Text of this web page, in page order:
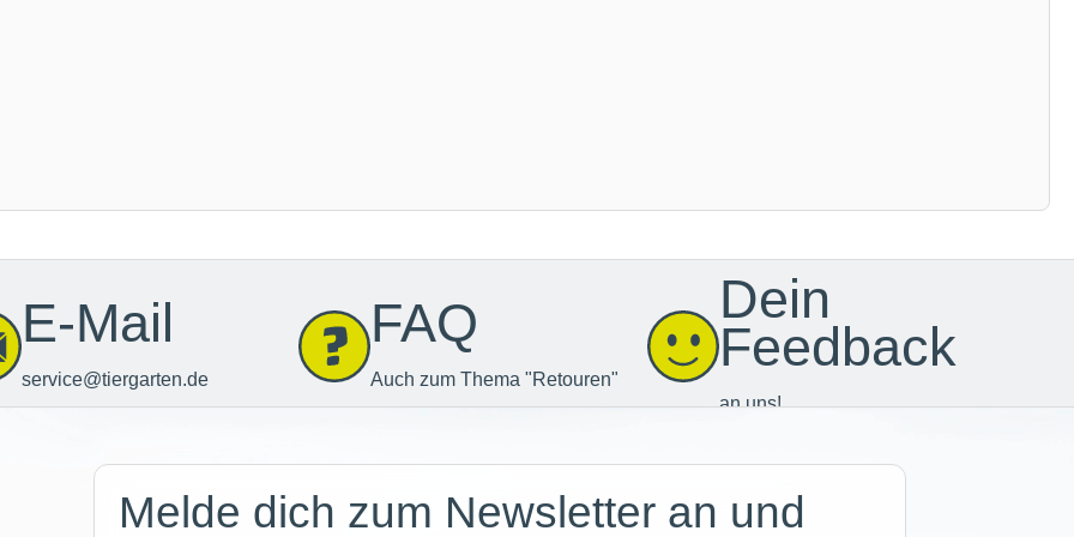
E-Mail
service@tiergarten.de
FAQ
Auch zum Thema "Retouren"
Dein
Feedback
an uns!
Melde dich zum Newsletter an und